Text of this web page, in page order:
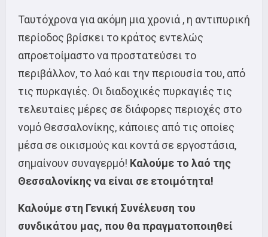
Ταυτόχρονα για ακόμη μια χρονιά , η αντιπυρική
περίοδος βρίσκει το κράτος εντελώς
απροετοίμαστο να προστατεύσει το
περιβάλλον, το λαό και την περιουσία του, από
τις πυρκαγιές. Οι διαδοχικές πυρκαγιές τις
τελευταίες μέρες σε διάφορες περιοχές στο
νομό Θεσσαλονίκης, κάποιες από τις οποίες
μέσα σε οικισμούς και κοντά σε εργοστάσια,
σημαίνουν συναγερμό! Καλούμε το λαό της
Θεσσαλονίκης να είναι σε ετοιμότητα!
Καλούμε στη Γενική Συνέλευση του
συνδικάτου μας, που θα πραγματοποιηθεί